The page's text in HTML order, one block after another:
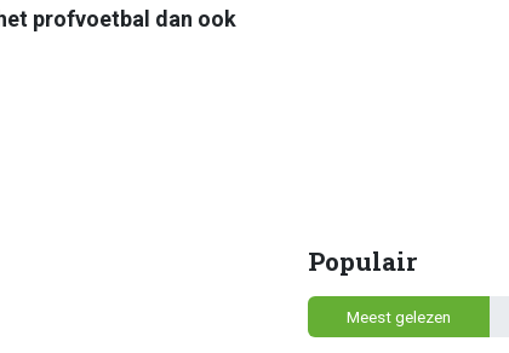
profvoetbal dan ook
Populair
Meest gelezen